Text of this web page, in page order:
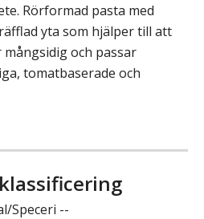
Rörformad pasta med
yta som hjälper till att
mångsidig och passar
tomatbaserade och
Speceri --